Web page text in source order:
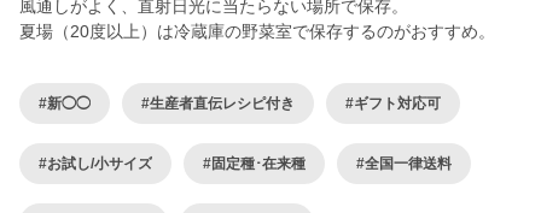
風通しがよく、直射日光に当たらない場所で保存。
夏場（20度以上）は冷蔵庫の野菜室で保存するのがおすすめ。
#新◯◯ #生産者直伝レシピ付き #ギフト対応可
#お試し/小サイズ #固定種･在来種 #全国一律送料